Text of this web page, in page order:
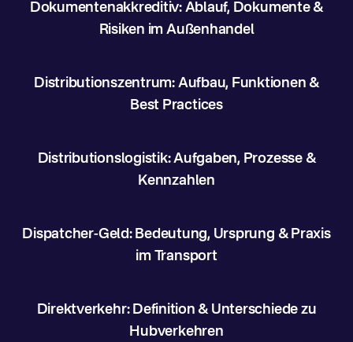
Dokumentenakkreditiv: Ablauf, Dokumente &
Risiken im Außenhandel
Distributionszentrum: Aufbau, Funktionen &
Best Practices
Distributionslogistik: Aufgaben, Prozesse &
Kennzahlen
Dispatcher-Geld: Bedeutung, Ursprung & Praxis
im Transport
Direktverkehr: Definition & Unterschiede zu
Hubverkehren